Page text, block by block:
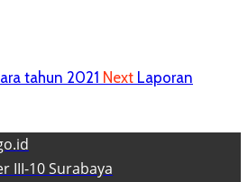
tahun 2021 Next Laporan
III-10 Surabaya